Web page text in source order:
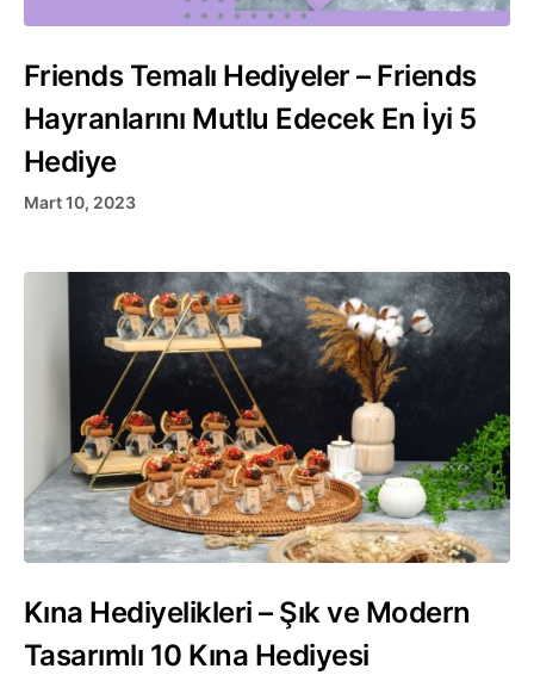
Friends Temalı Hediyeler – Friends
Hayranlarını Mutlu Edecek En İyi 5
Hediye
Mart 10, 2023
Kına Hediyelikleri – Şık ve Modern
Tasarımlı 10 Kına Hediyesi